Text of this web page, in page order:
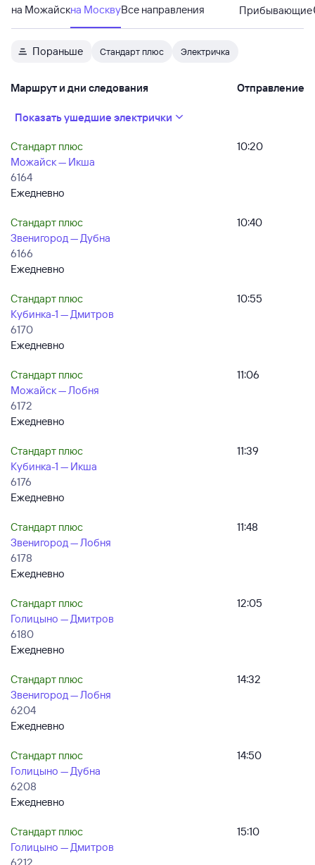
на Можайскна МосквуВсе направления Прибывающие
Пораньше Стандарт плюс Электричка
Маршрут и дни следования Отправление
Показать ушедшие электрички
Стандарт плюс
Можайск — Икша
6164
Ежедневно
10:20
Стандарт плюс
Звенигород — Дубна
6166
Ежедневно
10:40
Стандарт плюс
Кубинка-1 — Дмитров
6170
Ежедневно
10:55
Стандарт плюс
Можайск — Лобня
6172
Ежедневно
11:06
Стандарт плюс
Кубинка-1 — Икша
6176
Ежедневно
11:39
Стандарт плюс
Звенигород — Лобня
6178
Ежедневно
11:48
Стандарт плюс
Голицыно — Дмитров
6180
Ежедневно
12:05
Стандарт плюс
Звенигород — Лобня
6204
Ежедневно
14:32
Стандарт плюс
Голицыно — Дубна
6208
Ежедневно
14:50
Стандарт плюс
Голицыно — Дмитров
15:10